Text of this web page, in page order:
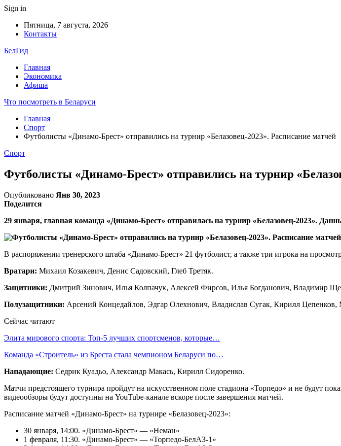
Sign in
Пятница, 7 августа, 2026
Контакты
БелГид
Главная
Экономика
Афиша
Что посмотреть в Беларуси
Главная
Спорт
Футболисты «Динамо-Брест»‎ отправились на турнир «Белазовец-2023»‎. Расписание матчей
Спорт
Футболисты «Динамо-Брест»‎ отправились на турнир
Опубликовано Янв 30, 2023
Поделится
29 января, главная команда «Динамо-Брест»‎ отправилась на турнир «Белазовец-2023»‎.
В распоряжении тренерского штаба «Динамо-Брест»‎ 21 футболист, а также три игрока на
Вратари: Михаил Козакевич, Денис Садовский, Глеб Третяк.
Защитники: Дмитрий Зинович, Илья Колпачук, Алексей Фирсов, Илья Богданович, Владимир
Полузащитники: Арсений Концедайлов, Эдгар Олехнович, Владислав Сугак, Кирилл
Сейчас читают
Элита мирового спорта: Топ-5 лучших спортсменов, которые…
Команда «Строитель» из Бреста стала чемпионом Беларуси по…
Нападающие: Седрик Куадьо, Александр Макась, Кирилл Сидоренко.
Матчи предстоящего турнира пройдут на искусственном поле стадиона «Торпедо»‎ и не будут
видеообзоры будут доступны на YouTube-канале вскоре после завершения матчей.
Расписание матчей «Динамо-Брест» на турнире «Белазовец-2023»‎:
30 января, 14:00. «Динамо-Брест»‎ — «Неман»‎
1 февраля, 11:30. «Динамо-Брест»‎ — «Торпедо-БелАЗ-1»‎